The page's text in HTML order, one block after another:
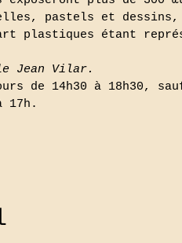
pastels et
plastiques étant
Jean Vilar.
de 14h30 à 18h30,
17h.